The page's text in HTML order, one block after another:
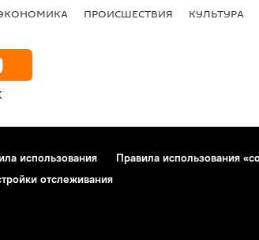
ПРОИСШЕСТВИЯ КУЛЬТУРА
использования
Правила использования
отслеживания